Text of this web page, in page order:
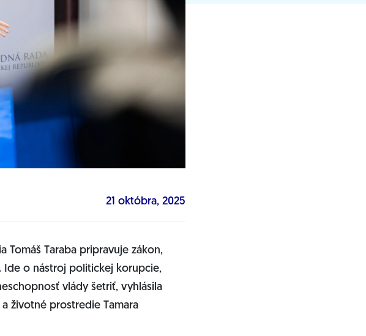
21 októbra, 2025
Taraba pripravuje zákon,
Ide o nástroj politickej korupcie,
vlády šetriť, vyhlásila
životné prostredie Tamara